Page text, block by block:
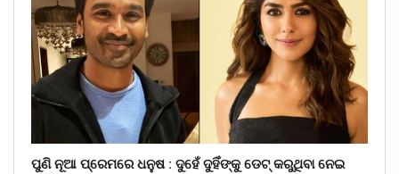
ପୁଣି ନୂଆ ପ୍ରେମରେ ଧନୁଷ : ଦୁହେଁ ଦୁହିଁଙ୍କୁ ଡେଟ୍ କରୁଥିବା ନେଇ